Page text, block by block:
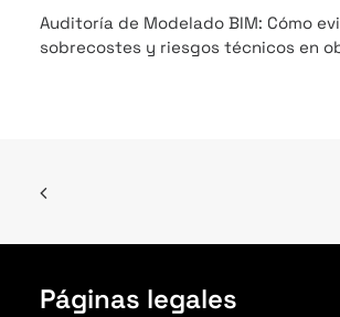
Auditoría de Modelado BIM: Cómo
sobrecostes y riesgos técnicos en
Páginas legales